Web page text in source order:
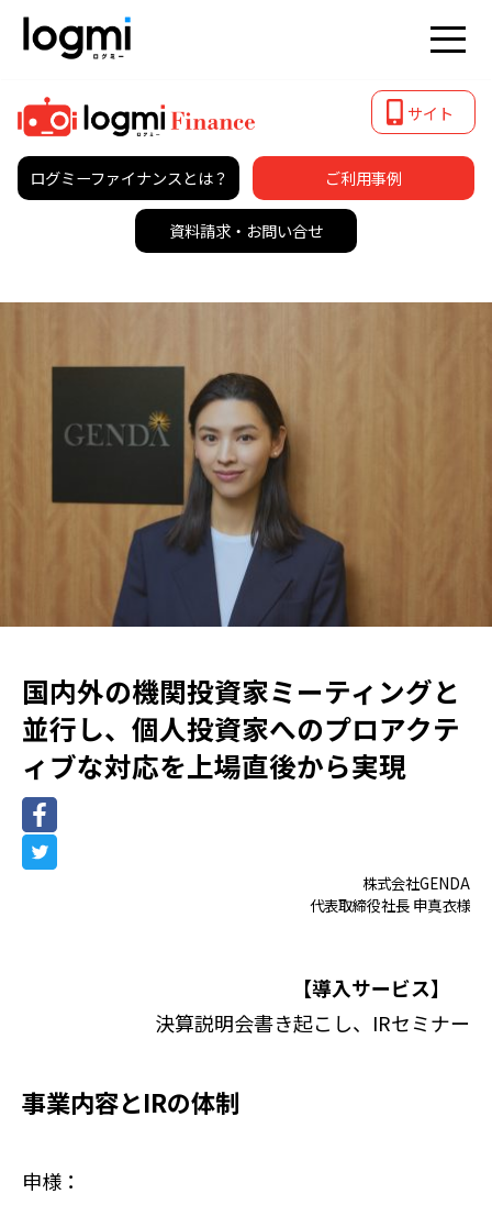
ログミーファイナンスとは？ ご利用事例
資料請求・ お問い合せ
サイト
国内外の機関投資家ミーティングと
並行し、個人投資家へのプロアクテ
ィブな対応を上場直後から実現
株式会社GENDA
代表取締役社長 申真衣様
【導入サービス】
決算説明会書き起こし、IRセミナー
事業内容とIRの体制
申様：